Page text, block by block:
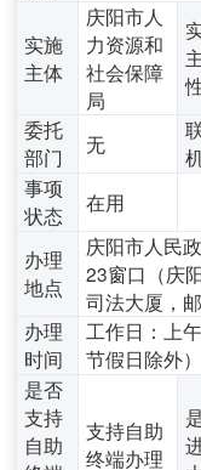
实施
主体
庆阳市人
力资源和
社会保障
局
委托
部门
无
事项
状态
在用
办理
地点
庆阳市人民
23窗口（庆
司法大厦，
办理
时间
工作日：上
节假日除外）
是否
支持
自助
支持自助
终端办理